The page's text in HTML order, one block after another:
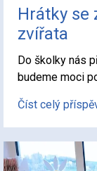
Hrátky se
zvířata
Do školky nás
budeme moci
Číst celý